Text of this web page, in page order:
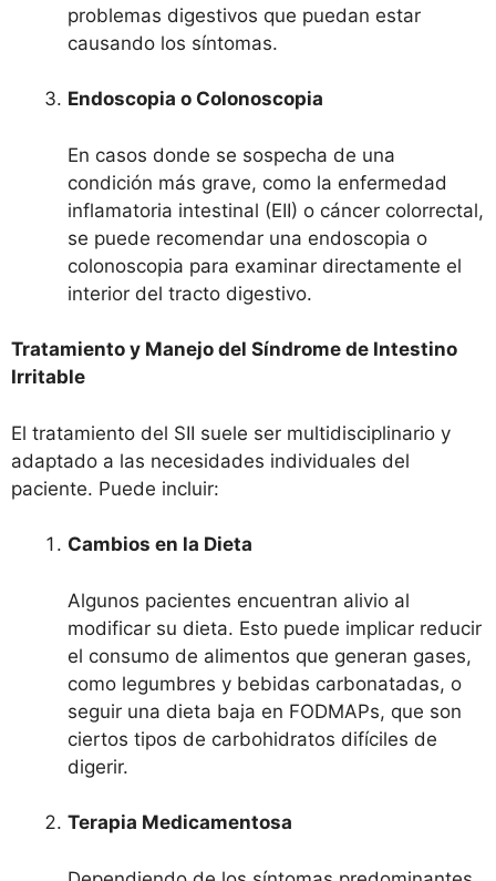
problemas digestivos que puedan estar
causando los síntomas.
Endoscopia o Colonoscopia
En casos donde se sospecha de una
condición más grave, como la enfermedad
inflamatoria intestinal (EII) o cáncer colorrectal,
se puede recomendar una endoscopia o
colonoscopia para examinar directamente el
interior del tracto digestivo.
Tratamiento y Manejo del Síndrome de Intestino
Irritable
El tratamiento del SII suele ser multidisciplinario y
adaptado a las necesidades individuales del
paciente. Puede incluir:
Cambios en la Dieta
Algunos pacientes encuentran alivio al
modificar su dieta. Esto puede implicar reducir
el consumo de alimentos que generan gases,
como legumbres y bebidas carbonatadas, o
seguir una dieta baja en FODMAPs, que son
ciertos tipos de carbohidratos difíciles de
digerir.
Terapia Medicamentosa